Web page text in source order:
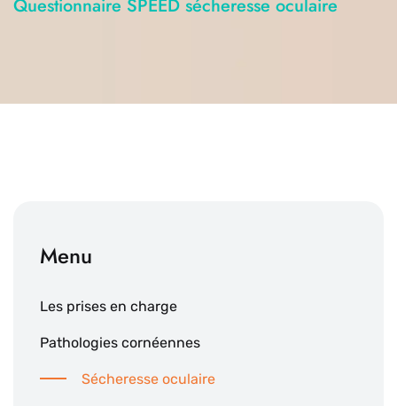
Questionnaire SPEED sécheresse oculaire
Menu
Les prises en charge
Pathologies cornéennes
Sécheresse oculaire